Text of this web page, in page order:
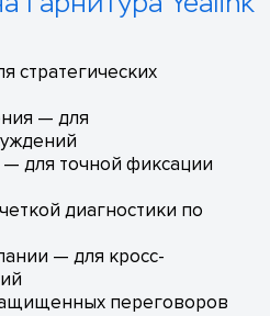
стратегических
— для
для точной фиксации
диагностики по
— для кросс-
переговоров